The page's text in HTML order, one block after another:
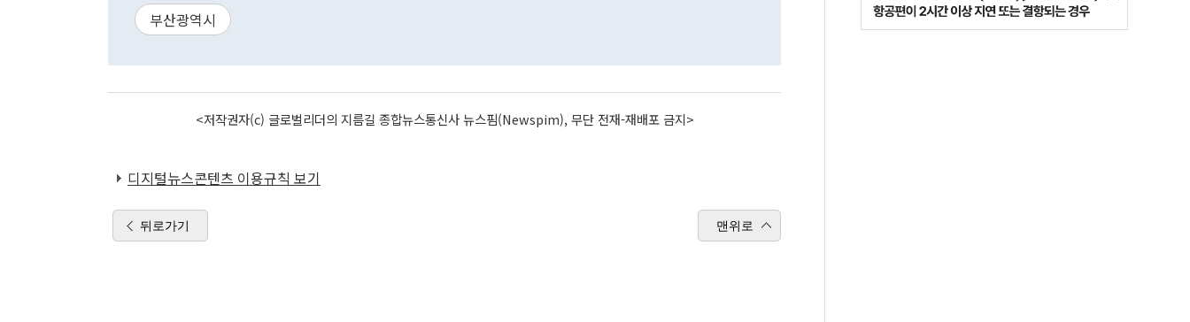
부산광역시
<저작권자(c) 글로벌리더의 지름길 종합뉴스통신사 뉴스핌(Newspim), 무단 전재-재배포 금지>
디지털뉴스콘텐츠 이용규칙 보기
뒤로가기 맨위로